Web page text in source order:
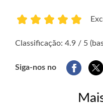
Classificação: 4.9 / 5
Siga-nos no